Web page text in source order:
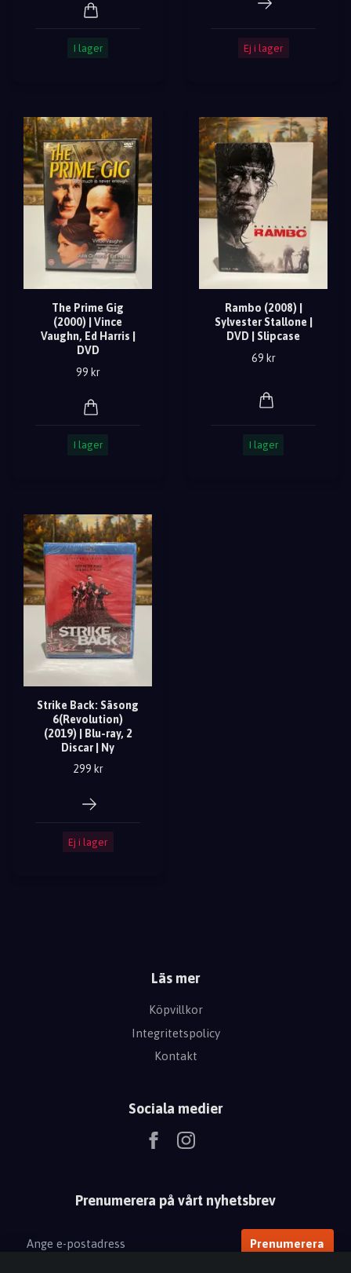
I lager Ej i lager
The Prime Gig
(2000) | Vince
Vaughn, Ed Harris |
DVD
99 kr
I lager
Rambo (2008) |
Sylvester Stallone |
DVD | Slipcase
69 kr
I lager
Strike Back: Säsong
6(Revolution)
(2019) | Blu-ray, 2
Discar | Ny
299 kr
Ej i lager
Läs mer
Köpvillkor
Integritetspolicy
Kontakt
Sociala medier
Prenumerera på vårt nyhetsbrev
Prenumerera